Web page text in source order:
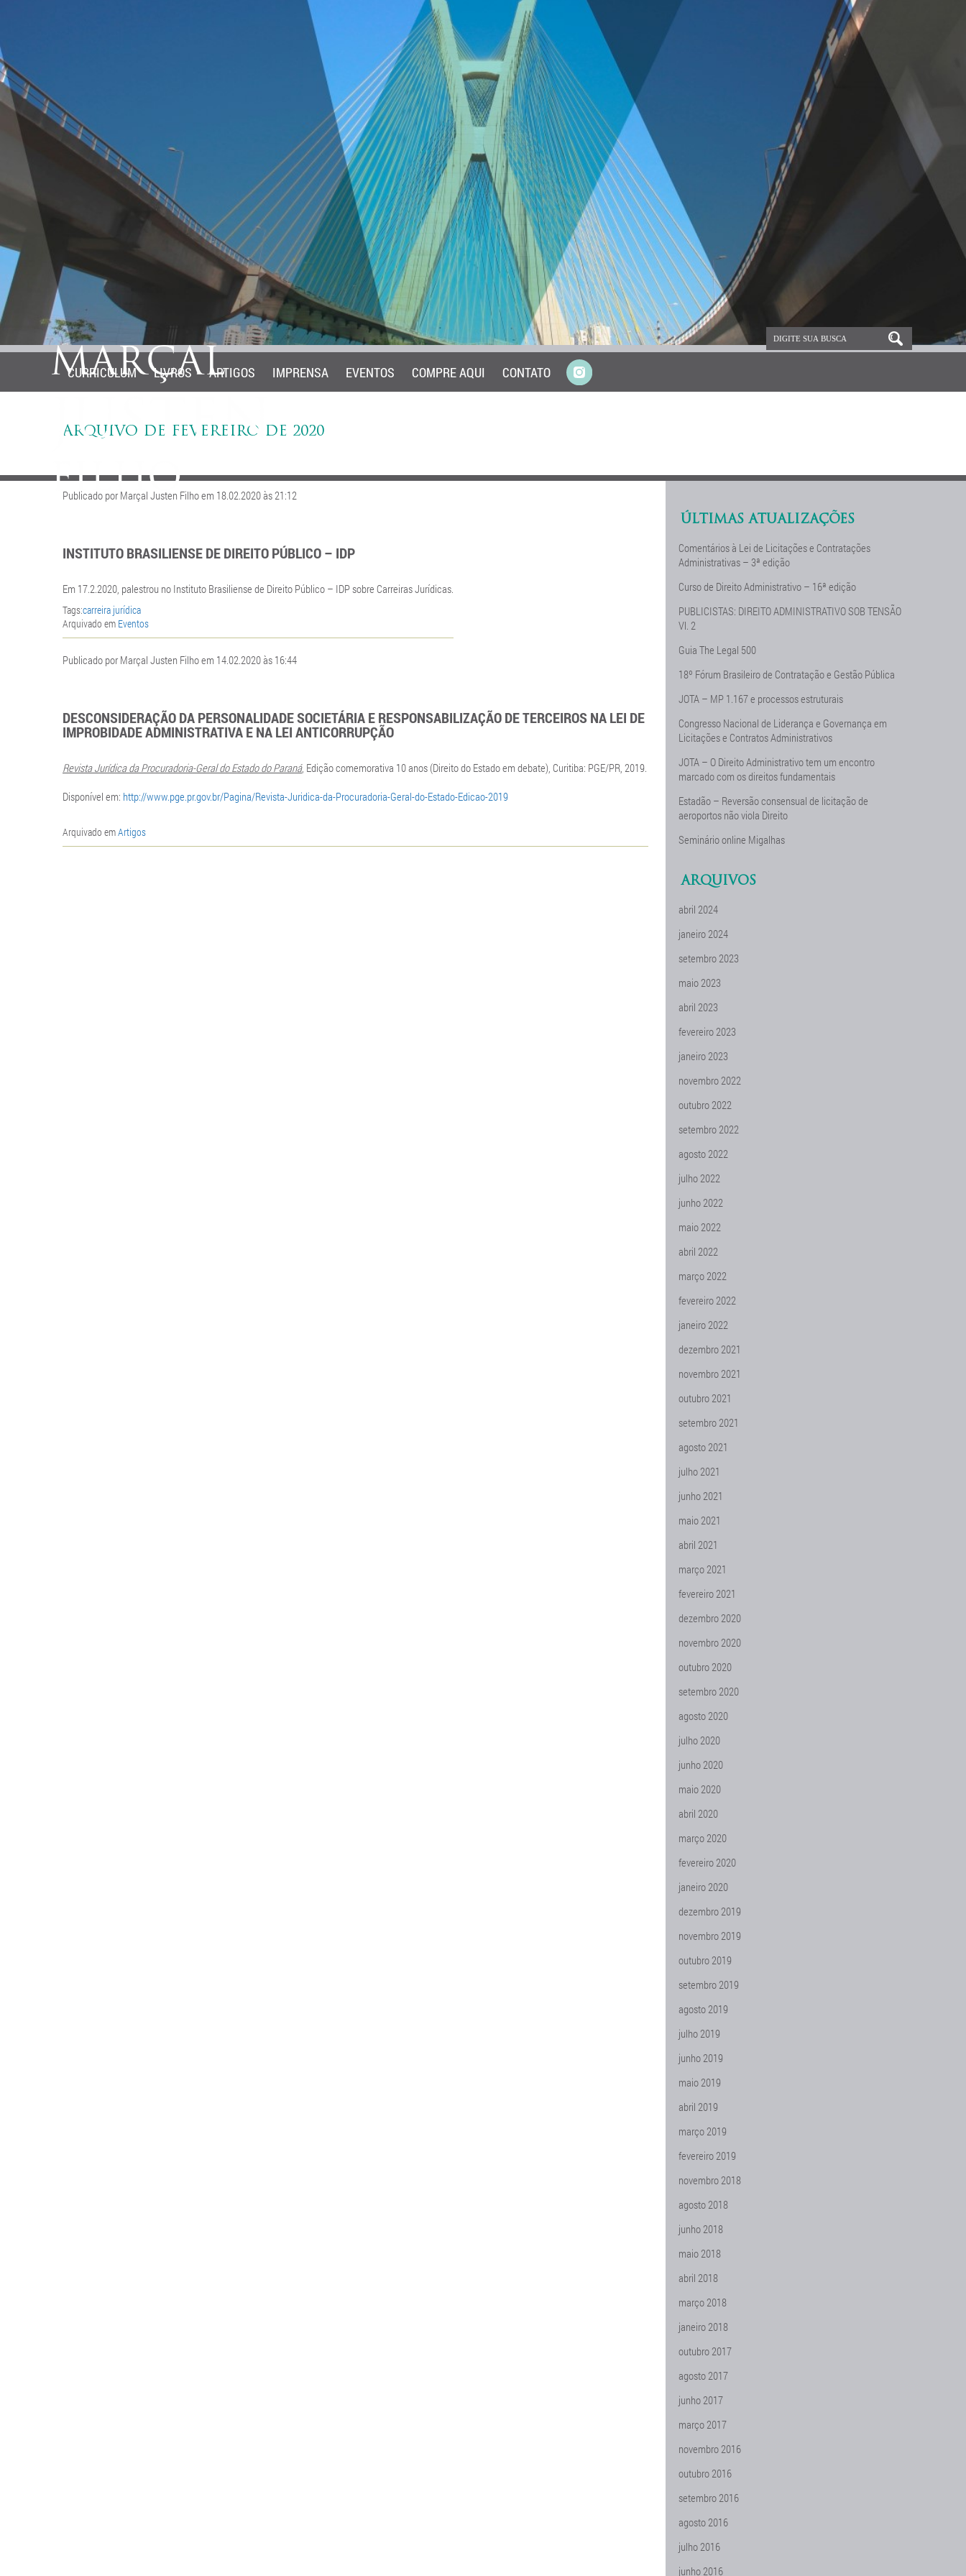
CURRICULUM LIVROS ARTIGOS IMPRENSA EVENTOS COMPRE AQUI CONTATO
ARQUIVO DE FEVEREIRO DE 2020
Publicado por Marçal Justen Filho em 18.02.2020 às 21:12
INSTITUTO BRASILIENSE DE DIREITO PÚBLICO – IDP
Em 17.2.2020, palestrou no Instituto Brasiliense de Direito Público – IDP sobre Carreiras Jurídicas.
Tags:carreira jurídica
Arquivado em Eventos
Publicado por Marçal Justen Filho em 14.02.2020 às 16:44
DESCONSIDERAÇÃO DA PERSONALIDADE SOCIETÁRIA E RESPONSABILIZAÇÃO DE TERCEIROS NA LEI DE
IMPROBIDADE ADMINISTRATIVA E NA LEI ANTICORRUPÇÃO
Revista Jurídica da Procuradoria-Geral do Estado do Paraná, Edição comemorativa 10 anos (Direito do Estado em debate), Curitiba: PGE/PR, 2019.
Disponível em: http://www.pge.pr.gov.br/Pagina/Revista-Juridica-da-Procuradoria-Geral-do-Estado-Edicao-2019
Arquivado emArtigos
ÚLTIMAS ATUALIZAÇÕES
Comentários à Lei de Licitações e Contratações
Administrativas – 3ª edição
Curso de Direito Administrativo – 16ª edição
PUBLICISTAS: DIREITO ADMINISTRATIVO SOB TENSÃO
Vl. 2
Guia The Legal 500
18º Fórum Brasileiro de Contratação e Gestão Pública
JOTA – MP 1.167 e processos estruturais
Congresso Nacional de Liderança e Governança em
Licitações e Contratos Administrativos
JOTA – O Direito Administrativo tem um encontro
marcado com os direitos fundamentais
Estadão – Reversão consensual de licitação de
aeroportos não viola Direito
Seminário online Migalhas
ARQUIVOS
abril 2024
janeiro 2024
setembro 2023
maio 2023
abril 2023
fevereiro 2023
janeiro 2023
novembro 2022
outubro 2022
setembro 2022
agosto 2022
julho 2022
junho 2022
maio 2022
abril 2022
março 2022
fevereiro 2022
janeiro 2022
dezembro 2021
novembro 2021
outubro 2021
setembro 2021
agosto 2021
julho 2021
junho 2021
maio 2021
abril 2021
março 2021
fevereiro 2021
dezembro 2020
novembro 2020
outubro 2020
setembro 2020
agosto 2020
julho 2020
junho 2020
maio 2020
abril 2020
março 2020
fevereiro 2020
janeiro 2020
dezembro 2019
novembro 2019
outubro 2019
setembro 2019
agosto 2019
julho 2019
junho 2019
maio 2019
abril 2019
março 2019
fevereiro 2019
novembro 2018
agosto 2018
junho 2018
maio 2018
abril 2018
março 2018
janeiro 2018
outubro 2017
agosto 2017
junho 2017
março 2017
novembro 2016
outubro 2016
setembro 2016
agosto 2016
julho 2016
junho 2016